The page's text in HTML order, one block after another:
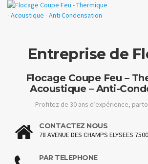
Entreprise de
Flocage Coupe Feu –
Acoustique – Anti-
Profitez de 30 ans d’expérience,
CONTACTEZ NOUS
78 AVENUE DES CHAMPS ELYSEES
PAR TELEPHONE